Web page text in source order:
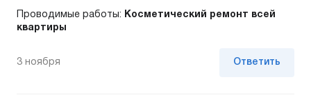
Проводимые работы:
Косметический ремонт всей
квартиры
3 ноября Ответить